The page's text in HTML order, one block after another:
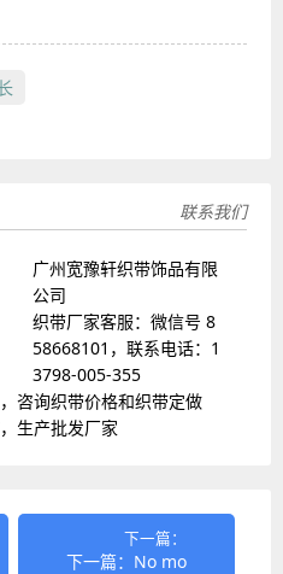
联系我们
广州宽豫轩织带饰品有限
公司
织带厂家客服：微信号 8
58668101，联系电话：1
3798-005-355
咨询织带价格和织带定做
生产批发厂家
下一篇：
下一篇：No mo